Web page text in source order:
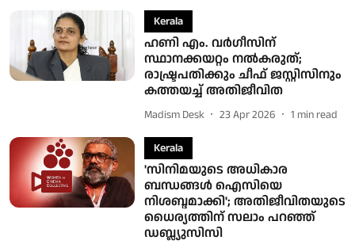
Kerala
ഹണി എം. വർഗീസിന്
സ്ഥാനക്കയറ്റം നൽകരുത്;
രാഷ്ട്രപതിക്കും ചീഫ് ജസ്റ്റിസിനും
കത്തയച്ച് അതിജീവിത
Madism Desk 23 Apr 2026 1 min read
Kerala
'സിനിമയുടെ അധികാര
ബന്ധങ്ങൾ ഐസിയെ
നിശബ്ദമാക്കി'; അതിജീവിതയുടെ
ധൈര്യത്തിന് സലാം പറഞ്ഞ്
ഡബ്ല്യുസിസി